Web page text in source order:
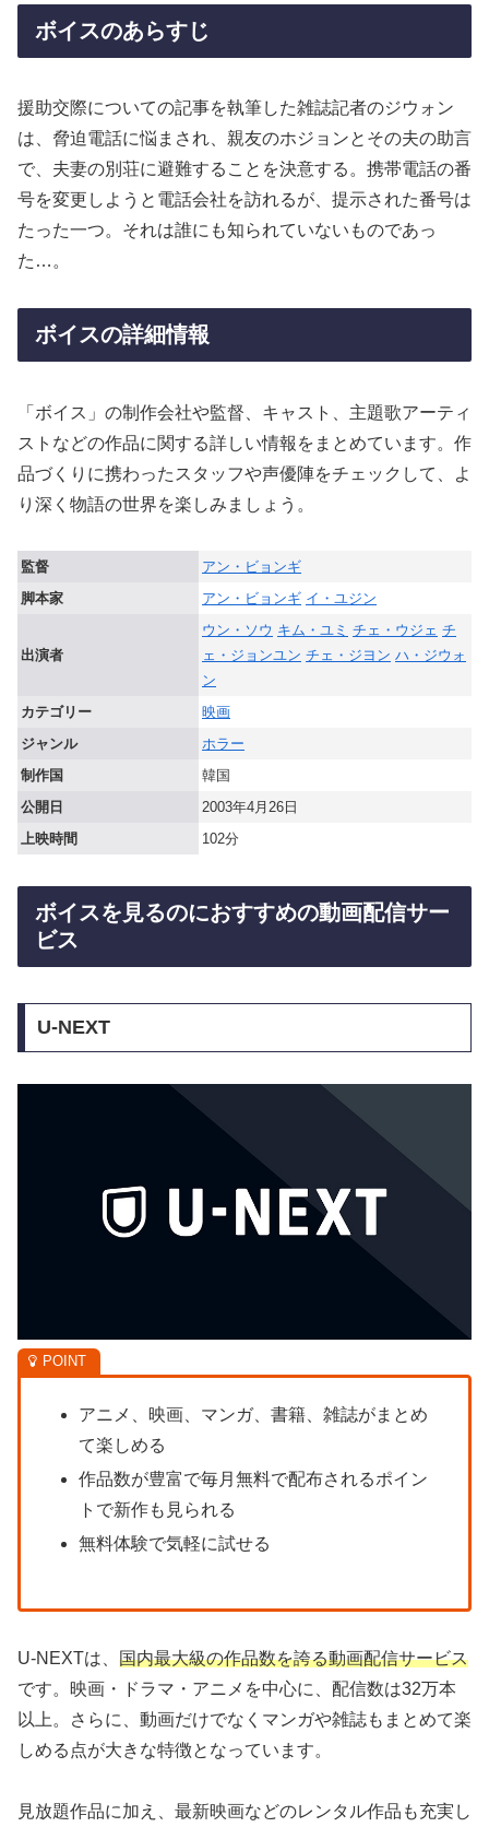
ボイスのあらすじ
援助交際についての記事を執筆した雑誌記者のジウォン
は、脅迫電話に悩まされ、親友のホジョンとその夫の助言
で、夫妻の別荘に避難することを決意する。携帯電話の番
号を変更しようと電話会社を訪れるが、提示された番号は
たった一つ。それは誰にも知られていないものであっ
た…。
ボイスの詳細情報
「ボイス」の制作会社や監督、キャスト、主題歌アーティ
ストなどの作品に関する詳しい情報をまとめています。作
品づくりに携わったスタッフや声優陣をチェックして、よ
り深く物語の世界を楽しみましょう。
監督
アン・ビョンギ
脚本家
アン・ビョンギ イ・ユジン
出演者
ウン・ソウ キム・ユミ チェ・ウジェ チ
ェ・ジョンユン チェ・ジヨン ハ・ジウォ
ン
カテゴリー
映画
ジャンル
ホラー
制作国
韓国
公開日
2003年4月26日
上映時間
102分
ボイスを見るのにおすすめの動画配信サー
ビス
U-NEXT
アニメ、映画、マンガ、書籍、雑誌がまとめ
て楽しめる
作品数が豊富で毎月無料で配布されるポイン
トで新作も見られる
無料体験で気軽に試せる
U-NEXTは、 国内最大級の作品数を誇る動画配信サービス
です。映画・ドラマ・アニメを中心に、配信数は32万本
以上。さらに、動画だけでなくマンガや雑誌もまとめて楽
しめる点が大きな特徴となっています。
見放題作品に加え、最新映画などのレンタル作品も充実し